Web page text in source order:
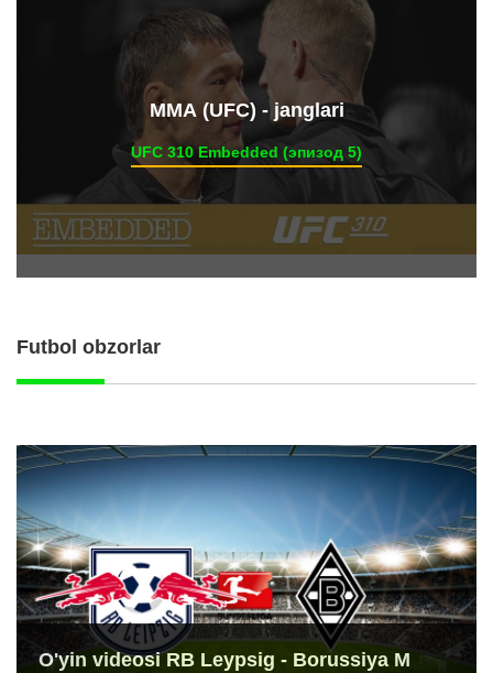
ММА (UFC) - janglari
UFC 310 Embedded (эпизод 5)
Futbol obzorlar
O'yin videosi RB Leypsig - Borussiya M